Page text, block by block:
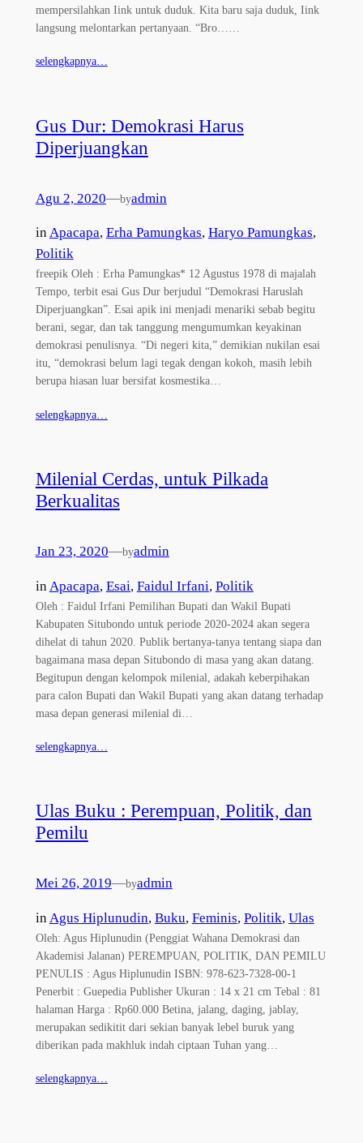
mempersilahkan Iink untuk duduk. Kita baru saja duduk, Iink
langsung melontarkan pertanyaan. “Bro……
selengkapnya…
Gus Dur: Demokrasi Harus
Diperjuangkan
Agu 2, 2020—byadmin
inApacapa, Erha Pamungkas, Haryo Pamungkas ,
Politik
freepik Oleh : Erha Pamungkas* 12 Agustus 1978 di majalah
Tempo, terbit esai Gus Dur berjudul “Demokrasi Haruslah
Diperjuangkan”. Esai apik ini menjadi menariki sebab begitu
berani, segar, dan tak tanggung mengumumkan keyakinan
demokrasi penulisnya. “Di negeri kita,” demikian nukilan esai
itu, “demokrasi belum lagi tegak dengan kokoh, masih lebih
berupa hiasan luar bersifat kosmestika…
selengkapnya…
Milenial Cerdas, untuk Pilkada
Berkualitas
Jan 23, 2020—byadmin
in Apacapa, Esai, Faidul Irfani, Politik
Oleh : Faidul Irfani Pemilihan Bupati dan Wakil Bupati
Kabupaten Situbondo untuk periode 2020-2024 akan segera
dihelat di tahun 2020. Publik bertanya-tanya tentang siapa dan
bagaimana masa depan Situbondo di masa yang akan datang.
Begitupun dengan kelompok milenial, adakah keberpihakan
para calon Bupati dan Wakil Bupati yang akan datang terhadap
masa depan generasi milenial di…
selengkapnya…
Ulas Buku : Perempuan, Politik, dan
Pemilu
Mei 26, 2019—byadmin
in Agus Hiplunudin, Buku, Feminis, Politik, Ulas
Oleh: Agus Hiplunudin (Penggiat Wahana Demokrasi dan
Akademisi Jalanan) PEREMPUAN, POLITIK, DAN PEMILU
PENULIS : Agus Hiplunudin ISBN: 978-623-7328-00-1
Penerbit : Guepedia Publisher Ukuran : 14 x 21 cm Tebal : 81
halaman Harga : Rp60.000 Betina, jalang, daging, jablay,
merupakan sedikitit dari sekian banyak lebel buruk yang
diberikan pada makhluk indah ciptaan Tuhan yang…
selengkapnya…